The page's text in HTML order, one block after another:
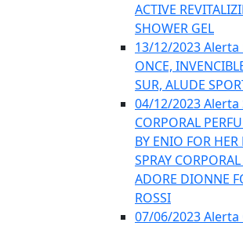
ACTIVE
SHOWER GEL
13/12/2023 Alerta
ONCE,
SUR, ALUDE
04/12/2023 Alerta
CORPORAL
BY ENIO FOR
SPRAY
ADORE DIONNE
ROSSI
07/06/2023 Alerta